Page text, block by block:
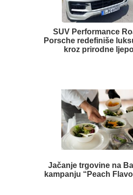
SUV Performance
Porsche redefiniše
kroz prirodne
Jačanje trgovine na
kampanju “Peach